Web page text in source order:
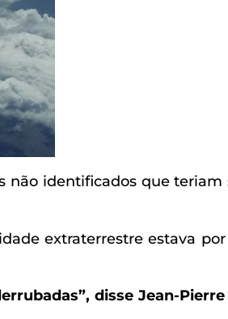
não identificados que teriam
extraterrestre estava
disse Jean-Pierre